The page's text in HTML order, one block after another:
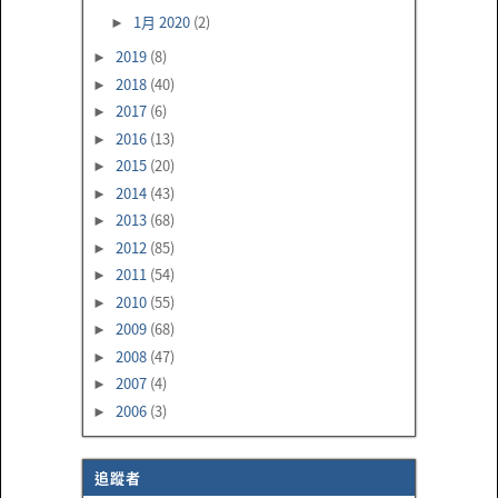
► 1月 2020 (2)
► 2019 (8)
► 2018 (40)
► 2017 (6)
► 2016 (13)
► 2015 (20)
► 2014 (43)
► 2013 (68)
► 2012 (85)
► 2011 (54)
► 2010 (55)
► 2009 (68)
► 2008 (47)
► 2007 (4)
► 2006 (3)
追蹤者